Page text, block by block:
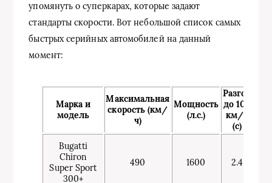
упомянуть о суперкарах, которые задают
стандарты скорости. Вот небольшой список самых
быстрых серийных автомобилей на данный
момент:
Марка и
модель
Максимальная
скорость (км/
ч)
Мощность
(л.с.)
Разгон
до 100
км/ч
(с)
Bugatti
Chiron
Super Sport
300+
490 1600 2.4